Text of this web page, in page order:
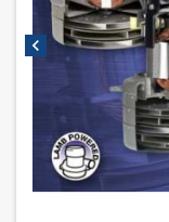
chevron_left